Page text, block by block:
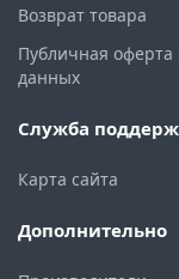
Возврат товара
Публичная
данных
Служба
Карта сайта
Дополнительно